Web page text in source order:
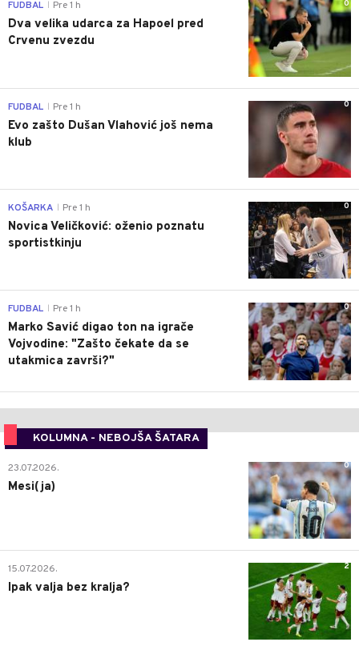
0
FUDBAL Pre 1 h
Dva velika udarca za Hapoel pred
Crvenu zvezdu
0
FUDBAL Pre 1 h
Evo zašto Dušan Vlahović još nema
klub
0
KOŠARKA Pre 1 h
Novica Veličković: oženio poznatu
sportistkinju
0
FUDBAL Pre 1 h
Marko Savić digao ton na igrače
Vojvodine: "Zašto čekate da se
utakmica završi?"
KOLUMNA - NEBOJŠA ŠATARA
0
23.07.2026.
Mesi(ja)
2
15.07.2026.
Ipak valja bez kralja?